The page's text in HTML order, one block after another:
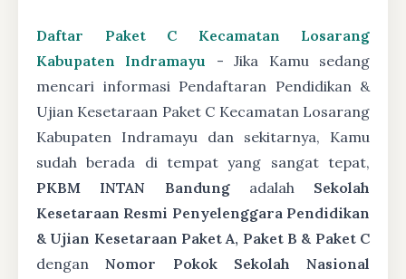
Daftar Paket C Kecamatan Losarang
Kabupaten Indramayu - Jika Kamu sedang
mencari informasi Pendaftaran Pendidikan &
Ujian Kesetaraan Paket C Kecamatan Losarang
Kabupaten Indramayu dan sekitarnya, Kamu
sudah berada di tempat yang sangat tepat,
PKBM INTAN Bandungadalah Sekolah
Kesetaraan Resmi Penyelenggara Pendidikan
& Ujian Kesetaraan Paket A, Paket B & Paket C
denganNomor Pokok Sekolah Nasional